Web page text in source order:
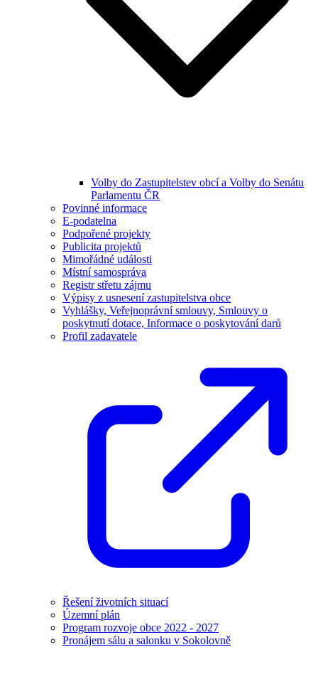
Volby do Zastupitelstev obcí a Volby do Senátu
Parlamentu ČR
Povinné informace
E-podatelna
Podpořené projekty
Publicita projektů
Mimořádné události
Místní samospráva
Registr střetu zájmu
Výpisy z usnesení zastupitelstva obce
Vyhlášky, Veřejnoprávní smlouvy, Smlouvy o
poskytnutí dotace, Informace o poskytování darů
Profil zadavatele
Řešení životních situací
Územní plán
Program rozvoje obce 2022 - 2027
Pronájem sálu a salonku v Sokolovně